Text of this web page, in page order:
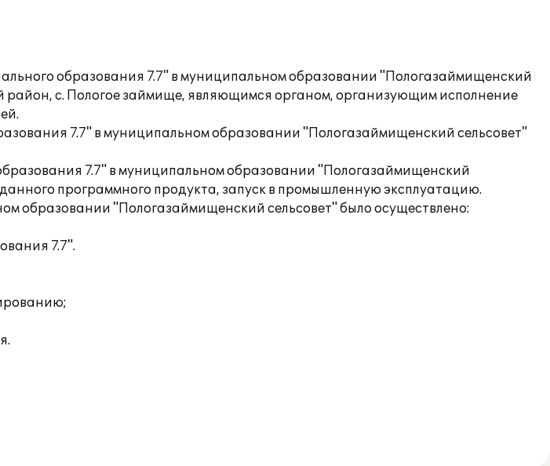
образования 7.7" в муниципальном образовании "Пологазаймищенский
район, с. Пологое займище, являющимся органом, организующим исполнение
7.7" в муниципальном образовании "Пологазаймищенский сельсовет"
7.7" в муниципальном образовании "Пологазаймищенский
программного продукта, запуск в промышленную эксплуатацию.
образовании "Пологазаймищенский сельсовет" было осуществлено:
7.7".